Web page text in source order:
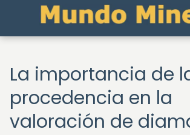
La importancia de
procedencia en la
valoración de